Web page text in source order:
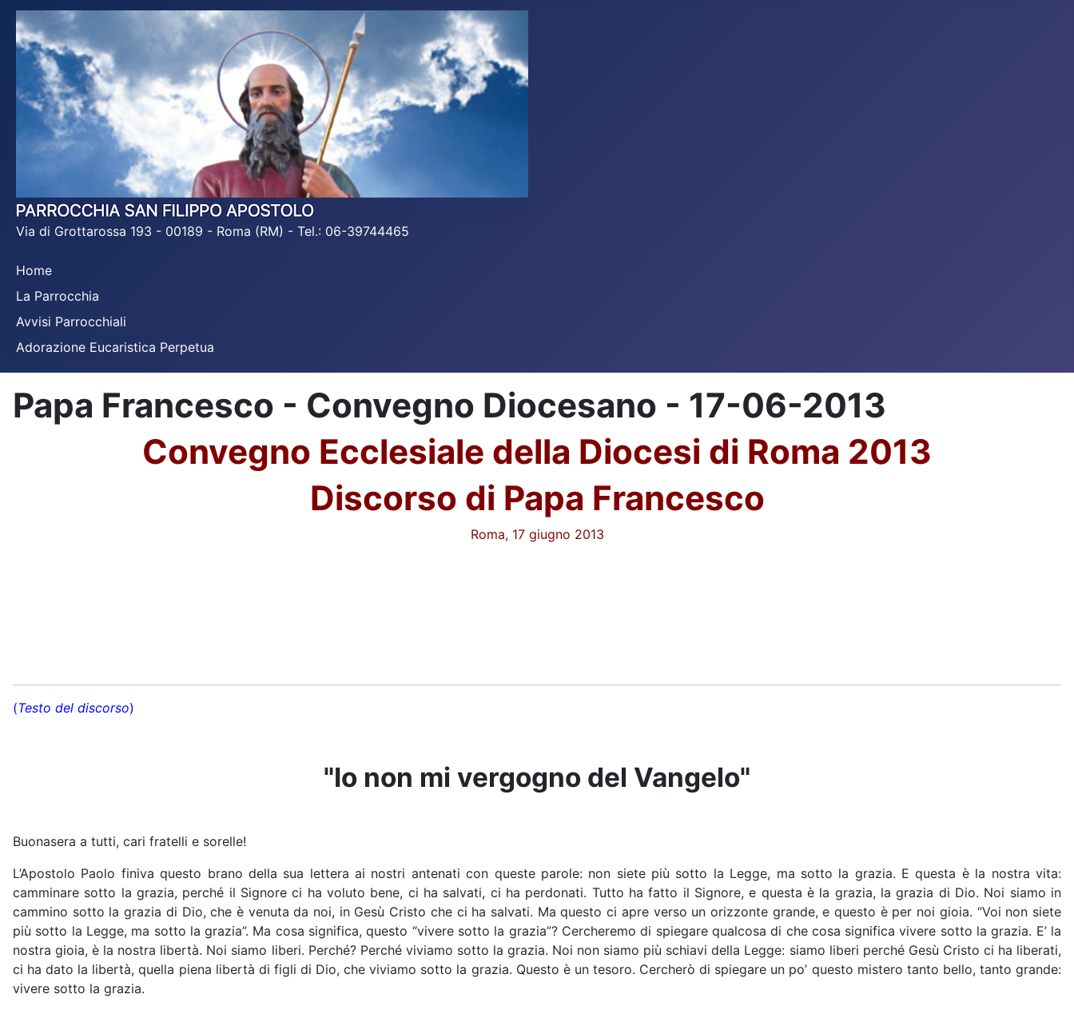
Via di Grottarossa 193 - 00189 - Roma (RM) - Tel.: 06-39744465
Home
La Parrocchia
Avvisi Parrocchiali
Adorazione Eucaristica Perpetua
Papa Francesco - Convegno Diocesano - 17-06-2013
Convegno Ecclesiale della Diocesi di Roma 2013
Discorso di Papa Francesco
Roma, 17 giugno 2013
(Testo del discorso)
"Io non mi vergogno del Vangelo"
Buonasera a tutti, cari fratelli e sorelle!
L’Apostolo Paolo finiva questo brano della sua lettera ai nostri antenati con queste parole: non siete più sotto la Legge, ma sotto la grazia. E questa è la nostra vita:
camminare sotto la grazia, perché il Signore ci ha voluto bene, ci ha salvati, ci ha perdonati. Tutto ha fatto il Signore, e questa è la grazia, la grazia di Dio. Noi siamo in
cammino sotto la grazia di Dio, che è venuta da noi, in Gesù Cristo che ci ha salvati. Ma questo ci apre verso un orizzonte grande, e questo è per noi gioia. “Voi non siete
più sotto la Legge, ma sotto la grazia”. Ma cosa significa, questo “vivere sotto la grazia”? Cercheremo di spiegare qualcosa di che cosa significa vivere sotto la grazia. E’ la
nostra gioia, è la nostra libertà. Noi siamo liberi. Perché? Perché viviamo sotto la grazia. Noi non siamo più schiavi della Legge: siamo liberi perché Gesù Cristo ci ha liberati,
ci ha dato la libertà, quella piena libertà di figli di Dio, che viviamo sotto la grazia. Questo è un tesoro. Cercherò di spiegare un po’ questo mistero tanto bello, tanto grande:
vivere sotto la grazia.